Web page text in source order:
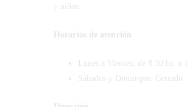
y niños.
Horarios de atención
Lunes a Viernes: de 8:30 hs. a
Sábados y Domingos: Cerrado